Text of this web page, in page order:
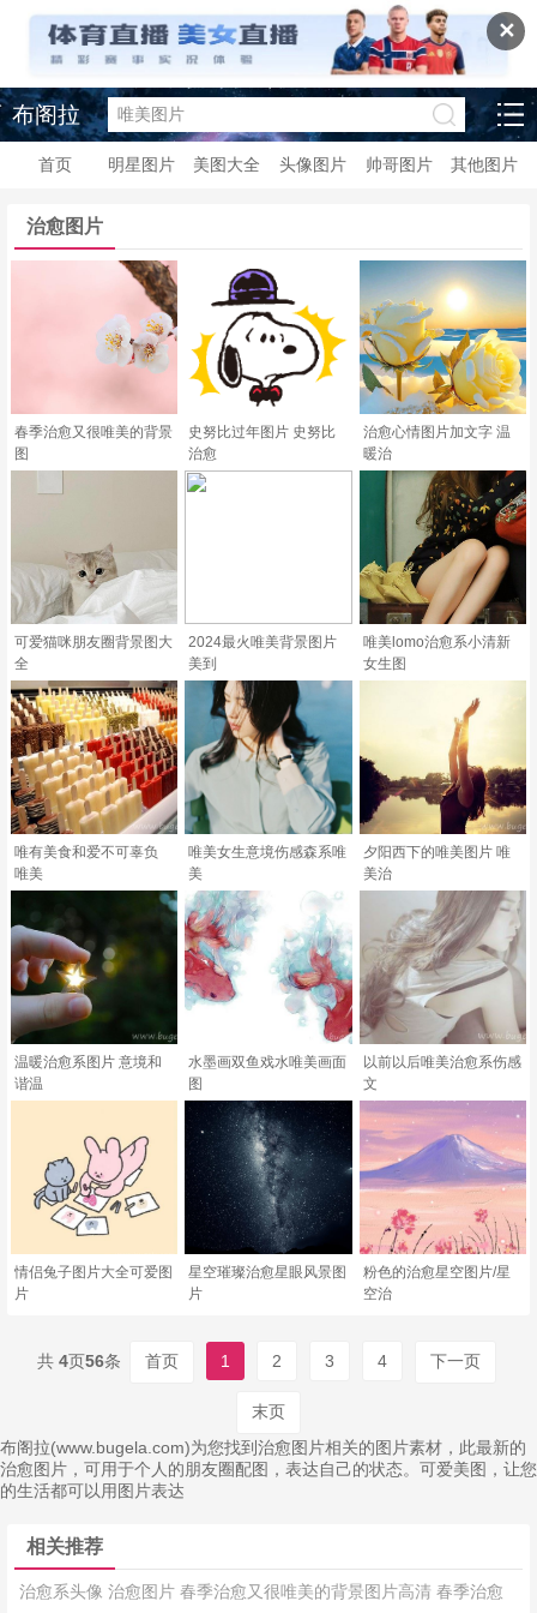
✕
布阁拉
首页 明星图片 美图大全 头像图片 帅哥图片 其他图片
治愈图片
春季治愈又很唯美的背景
图
史努比过年图片 史努比
治愈
治愈心情图片加文字 温
暖治
可爱猫咪朋友圈背景图大
全
2024最火唯美背景图片
美到
唯美lomo治愈系小清新
女生图
唯有美食和爱不可辜负
唯美
唯美女生意境伤感森系唯
美
夕阳西下的唯美图片 唯
美治
温暖治愈系图片 意境和
谐温
水墨画双鱼戏水唯美画面
图
以前以后唯美治愈系伤感
文
情侣兔子图片大全可爱图
片
星空璀璨治愈星眼风景图
片
粉色的治愈星空图片/星
空治
共 4页56条 首页 1 2 3 4 下一页
末页
布阁拉(www.bugela.com)为您找到治愈图片相关的图片素材，此最新的
治愈图片，可用于个人的朋友圈配图，表达自己的状态。可爱美图，让您
的生活都可以用图片表达
相关推荐
治愈系头像 治愈图片 春季治愈又很唯美的背景图片高清 春季治愈